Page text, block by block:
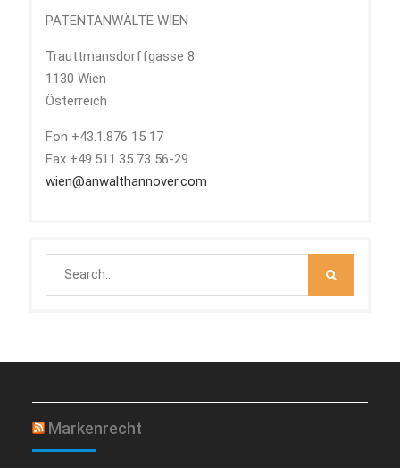
PATENTANWÄLTE WIEN
Trauttmansdorffgasse 8
1130 Wien
Österreich
Fon +43.1.876 15 17
Fax +49.511.35 73 56-29
wien@anwalthannover.com
Markenrecht